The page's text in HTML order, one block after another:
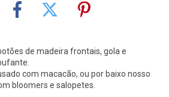
de madeira frontais, gola e
com macacão, ou por baixo nosso
bloomers e salopetes.